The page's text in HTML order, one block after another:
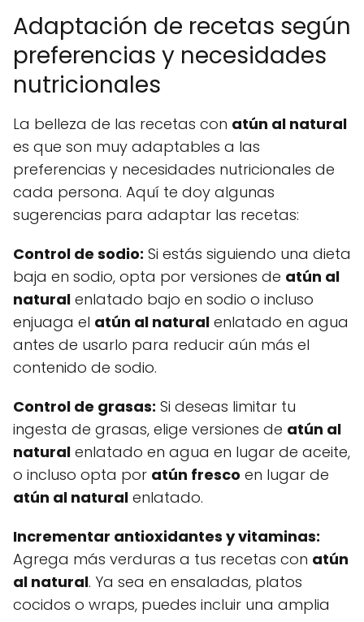
Adaptación de recetas según
preferencias y necesidades
nutricionales
La belleza de las recetas con atún al natural
es que son muy adaptables a las
preferencias y necesidades nutricionales de
cada persona. Aquí te doy algunas
sugerencias para adaptar las recetas:
Control de sodio: Si estás siguiendo una dieta
baja en sodio, opta por versiones de atún al
natural enlatado bajo en sodio o incluso
enjuaga el atún al natural enlatado en agua
antes de usarlo para reducir aún más el
contenido de sodio.
Control de grasas: Si deseas limitar tu
ingesta de grasas, elige versiones de atún al
natural enlatado en agua en lugar de aceite,
o incluso opta por atún fresco en lugar de
atún al natural enlatado.
Incrementar antioxidantes y vitaminas:
Agrega más verduras a tus recetas con atún
al natural. Ya sea en ensaladas, platos
cocidos o wraps, puedes incluir una amplia